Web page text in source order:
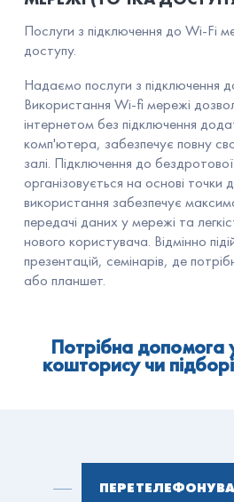
Послуги з підключення до Wi-Fi
доступу.
Надаємо послуги з підключення
Використання Wi-fi мережі
інтернетом без підключення
комп'ютера, забезпечує повну
залі. Підключення до
організовується на основі точки
використання забезпечує
передачі даних у мережі та
нового користувача. Відмінно
презентацій, семінарів, де
або планшет.
Потрібна допомога
кошторису чи